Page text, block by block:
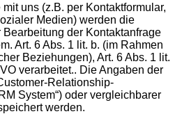
uns (z.B. per Kontaktformular,
Medien) werden die
der Kontaktanfrage
Art. 6 Abs. 1 lit. b. (im Rahmen
Beziehungen), Art. 6 Abs. 1 lit.
verarbeitet.. Die Angaben der
Relationship-
System“) oder vergleichbarer
werden.